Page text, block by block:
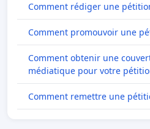
Comment rédiger une
Comment promouvoir une
Comment obtenir une
médiatique pour votre
Comment remettre une